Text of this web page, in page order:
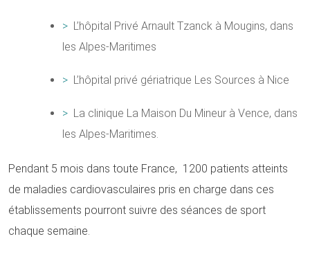
L’hôpital Privé Arnault Tzanck à Mougins, dans
les Alpes-Maritimes
L’hôpital privé gériatrique Les Sources à Nice
La clinique La Maison Du Mineur à Vence, dans
les Alpes-Maritimes.
Pendant 5 mois dans toute France, 1200 patients atteints
de maladies cardiovasculaires pris en charge dans ces
établissements pourront suivre des séances de sport
chaque semaine.